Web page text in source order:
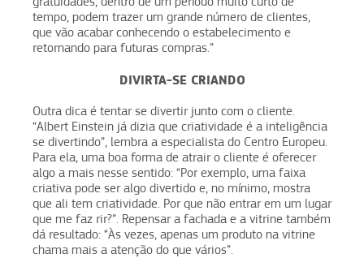
tempo, podem trazer um grande número de clientes,
que vão acabar conhecendo o estabelecimento e
retornando para futuras compras.”
DIVIRTA-SE CRIANDO
Outra dica é tentar se divertir junto com o cliente.
“Albert Einstein já dizia que criatividade é a inteligência
se divertindo”, lembra a especialista do Centro Europeu.
Para ela, uma boa forma de atrair o cliente é oferecer
algo a mais nesse sentido: “Por exemplo, uma faixa
criativa pode ser algo divertido e, no mínimo, mostra
que ali tem criatividade. Por que não entrar em um lugar
que me faz rir?”. Repensar a fachada e a vitrine também
dá resultado: “Às vezes, apenas um produto na vitrine
chama mais a atenção do que vários”.